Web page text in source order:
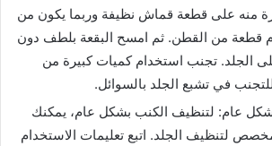
منه على قطعة قماش نظيفة وربما يكون من
قطعة من القطن. ثم امسح البقعة بلطف دون
الجلد. تجنب استخدام كميات كبيرة من
للتجنب في تشبع الجلد بالسوائل.
عام: لتنظيف الكنب بشكل عام، يمكنك
لتنظيف الجلد. اتبع تعليمات الاستخدام